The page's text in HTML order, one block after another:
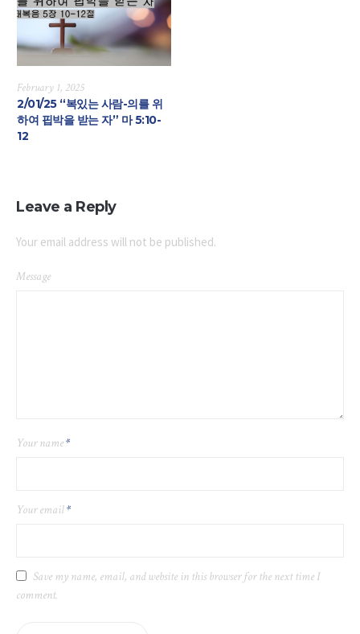
February 1, 2025
2/01/25 “복있는 사람-의를 위
하여 핍박을 받는 자” 마 5:10-
12
Leave a Reply
Your email address will not be published.
Message
Your name*
Your email*
Save my name, email, and website in this browser for the next time I
comment.